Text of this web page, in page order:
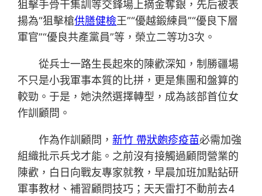
狙擊手骨干集訓等交鋒場上摘金奪銀，先后被表
揚為“狙擊槍供膳健檢王”“優越鍛練員”“優良下層
軍官”“優良共產黨員”等，榮立二等功3次。
從兵士一路生長起來的陳歡深知，制勝疆場
不只是小我軍事本質的比拼，更是集團和盤算的
較勁。于是，她決然選擇轉型，成為該部首位女
作訓顧問。
作為作訓顧問，新竹 帶狀皰疹疫苗必需加強
組織批示兵戈才能。之前沒有接觸過顧問營業的
陳歡，白日向戰友專家就教，早晨加班加點鉆研
軍事教材、補習顧問技巧；天天雷打不動前去4